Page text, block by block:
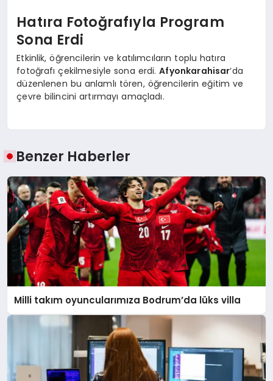
Hatıra Fotoğrafıyla Program
Sona Erdi
Etkinlik, öğrencilerin ve katılımcıların toplu hatıra
fotoğrafı çekilmesiyle sona erdi.Afyonkarahisar‘da
düzenlenen bu anlamlı tören, öğrencilerin eğitim ve
çevre bilincini artırmayı amaçladı.
Benzer Haberler
Milli takım oyuncularımıza Bodrum’da lüks villa